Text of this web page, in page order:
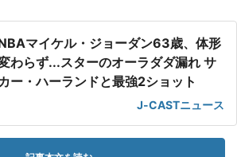
マイケル・ジョーダン63歳、体形
わらず...スターのオーラダダ漏れ サ
ー・ハーランドと最強2ショット
J-CASTニュース